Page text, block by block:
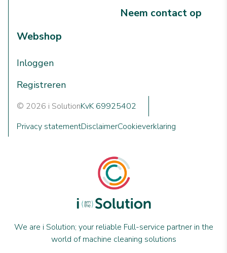
We are i Solution; your reliable Full-service partner in the
world of machine cleaning solutions
Neem contact op
Webshop
Inloggen
Registreren
© 2026 i SolutionKvK 69925402
Privacy statementDisclaimerCookieverklaring